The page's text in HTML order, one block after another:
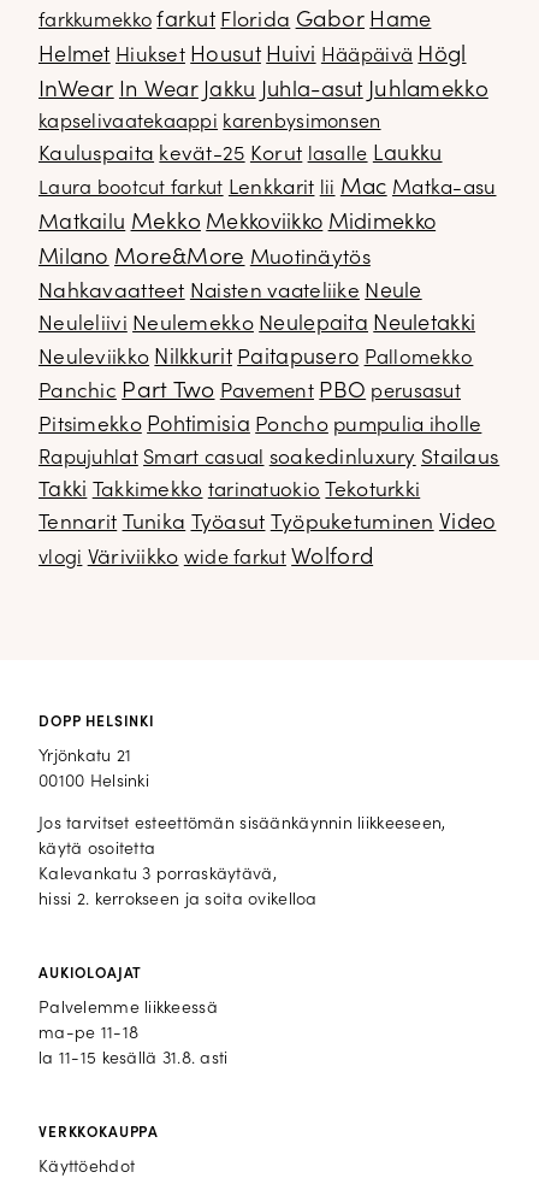
farkkumekko farkut Florida Gabor Hame
Helmet Hiukset Housut Huivi Hääpäivä Högl
InWear In Wear Jakku Juhla-asut Juhlamekko
kapselivaatekaappi karenbysimonsen
Kauluspaita kevät-25 Korut lasalle Laukku
Laura bootcut farkut Lenkkarit lii Mac Matka-asu
Matkailu Mekko Mekkoviikko Midimekko
Milano More&More Muotinäytös
Nahkavaatteet Naisten vaateliike Neule
Neuleliivi Neulemekko Neulepaita Neuletakki
Neuleviikko Nilkkurit Paitapusero Pallomekko
Panchic Part Two Pavement PBO perusasut
Pitsimekko Pohtimisia Poncho pumpulia iholle
Rapujuhlat Smart casual soakedinluxury Stailaus
Takki
Takkimekko tarinatuokio
Tekoturkki
Tennarit
Tunika Työasut Työpuketuminen Video
vlogi Väriviikko wide farkut Wolford
DOPP HELSINKI
Yrjönkatu 21
00100 Helsinki
Jos tarvitset esteettömän sisäänkäynnin liikkeeseen,
käytä osoitetta
Kalevankatu 3 porraskäytävä,
hissi 2. kerrokseen ja soita ovikelloa
AUKIOLOAJAT
Palvelemme liikkeessä
ma-pe 11-18
la 11-15 kesällä 31.8. asti
VERKKOKAUPPA
Käyttöehdot